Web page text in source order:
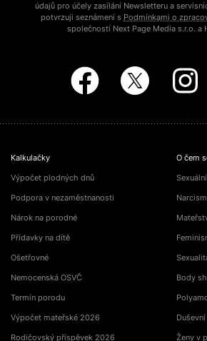
údajů pro účely zasílání Newsletteru a
potvrzuji seznámení s Podmínkami o
společností Next Page Media s.r.o. a
Kalkulačky
Výpočet plodných dnů
Podpora v nezaměstnanosti
Nárok na porodné
Přídavky na dítě
Ošetřovné
Nemocenská OSVČ
Termín porodu
Výpočet mateřské 2026
Rodičovský příspěvek 2026
O čem
Body
Ženy v